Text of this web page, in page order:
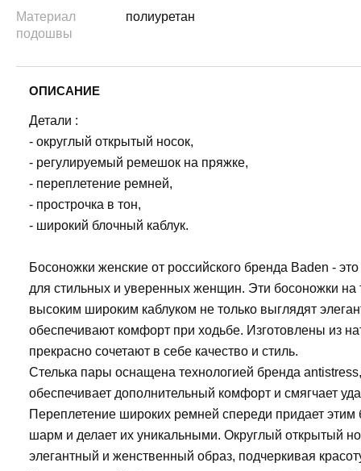
Материал
подошвы
полиуретан
ОПИСАНИЕ
Детали :
- округлый открытый носок,
- регулируемый ремешок на пряжке,
- переплетение ремней,
- прострочка в тон,
- широкий блочный каблук.
Босоножки женские от российского бренда Baden -
для стильных и уверенных женщин. Эти босоножки на
высоким широким каблуком не только выглядят
обеспечивают комфорт при ходьбе. Изготовлены из
прекрасно сочетают в себе качество и стиль.
Стелька пары оснащена технологией бренда
обеспечивает дополнительный комфорт и смягчает
Переплетение широких ремней спереди придает
шарм и делает их уникальными. Округлый открытый
элегантный и женственный образ, подчеркивая